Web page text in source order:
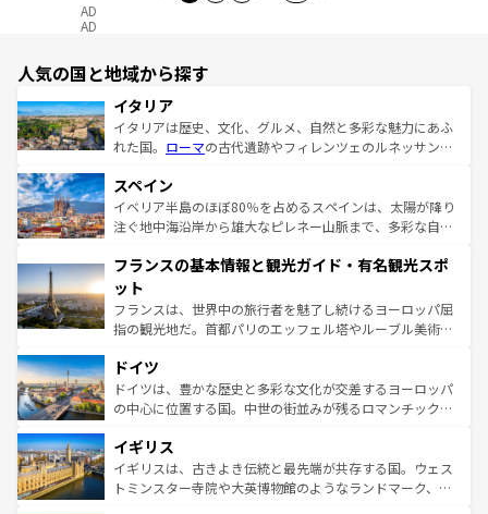
AD
AD
人気の国と地域から探す
イタリア
イタリアは歴史、文化、グルメ、自然と多彩な魅力にあふ
れた国。 ローマの古代遺跡やフィレンツェのルネッサンス
ろん、トスカーナの美しい田園風景やアマルフィ海岸の絶
景など、自然景観も見逃せない。観光の合間には、本場の
ピザやパスタなど、絶品のイタリア料理を堪能することも
ませてくれるイタリアで、忘れられない旅をしてみよう！
なお、新着のイタリア情報は
しい。
スペイン
イベリア半島のほぼ80％を占めるスペインは、太陽が降り
注ぐ地中海沿岸から雄大なピレネー山脈まで、多彩な自然
文化が根付くこの国では、情熱的なフラメンコ、熱気あふ
れる闘牛、そして美味しいタパスが生活の一部となってい
る。首都マドリードの洗練された雰囲気や、バルセロナの
アートに溢れた街角から、地方では古代ローマ遺跡や中世
せる。地方によって風土や気候が異なるスペインはその個
性で訪れる人を魅了する。 なお、新着のスペイン情報は コ
ンテンツ一覧を参照してほしい。
フランスの基本情報と観光ガイド・有名観光スポ
ット
フランスは、世界中の旅行者を魅了し続けるヨーロッパ屈
指の観光地だ。首都パリのエッフェル塔やルーブル美術館
で、幅広い魅力が詰まっている。華麗な宮殿、歴史的な大
聖堂、美しいビーチ、そして豊かな自然が、訪れる者を心
から魅了する。また、フランスは美食の国としても知ら
いる。シャンパンの発祥地であるランス、プロヴァンスの
香り高いラベンダー畑など、多彩な楽しみ方が可能だ。さ
らに、パリ以外の地域にも魅力が溢れており、どの街角に
ドイツ
ドイツは、豊かな歴史と多彩な文化が交差するヨーロッパ
の中心に位置する国。中世の街並みが残るロマンチック街
顔を持つこの国は、どこを歩いても飽きることがない。ベ
ルリンの文化的活気、バイエルン州のアルプスの絶景、そ
してライン川沿いのワイン畑といった風景は必見。ビール
イギリス
イギリスは、古きよき伝統と最先端が共存する国。ウェス
トミンスター寺院や大英博物館のようなランドマーク、歴